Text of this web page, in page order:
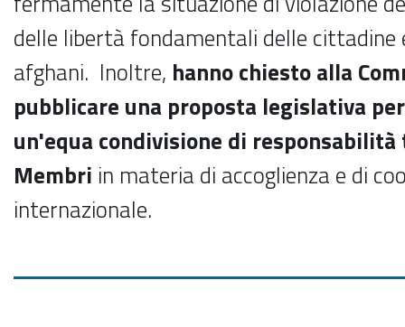
delle libertà fondamentali delle cittadine
afghani. Inoltre, hanno chiesto alla
pubblicare una proposta legislativa
un'equa condivisione di
Membri in materia di accoglienza e di
internazionale.